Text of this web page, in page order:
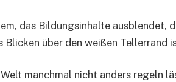
das Bildungsinhalte ausblendet,
über den weißen
manchmal nicht anders regeln